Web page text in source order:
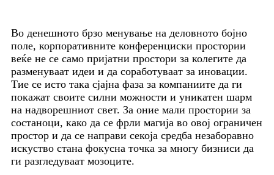
Во денешното брзо менување на деловното бојно
поле, корпоративните конференциски простории
веќе не се само пријатни простори за колегите да
разменуваат идеи и да соработуваат за иновации.
Тие се исто така сјајна фаза за компаниите да ги
покажат своите силни можности и уникатен шарм
на надворешниот свет. За оние мали простории за
состаноци, како да се фрли магија во овој ограничен
простор и да се направи секоја средба незаборавно
искуство стана фокусна точка за многу бизниси да
ги разгледуваат мозоците.